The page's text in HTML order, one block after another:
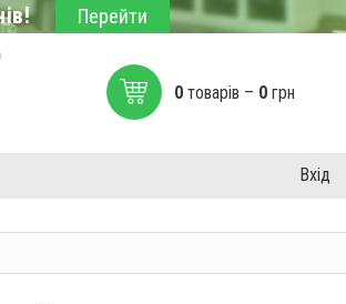
Перейти
0 товарів – 0 грн
Вхід